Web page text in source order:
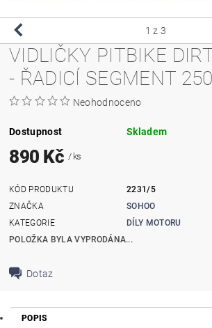
1 z 3
VIDLIČKY PITBIKE
- ŘADICÍ SEGMENT 250
Neohodnoceno
Dostupnost Skladem
890 Kč / ks
KÓD PRODUKTU
2231/5
ZNAČKA
SOHOO
KATEGORIE
DÍLY MOTORU
POLOŽKA BYLA VYPRODÁNA...
Dotaz
POPIS